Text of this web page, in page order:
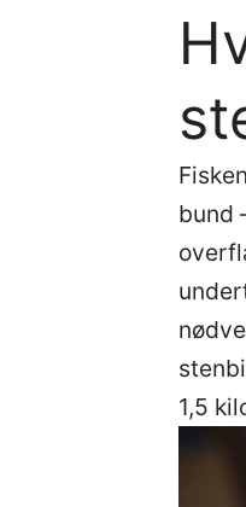
bund
1,5